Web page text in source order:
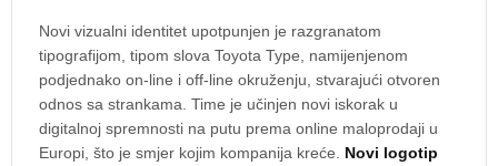
Novi vizualni identitet upotpunjen je razgranatom
tipografijom, tipom slova Toyota Type, namijenjenom
podjednako on-line i off-line okruženju, stvarajući otvoren
odnos sa strankama. Time je učinjen novi iskorak u
digitalnoj spremnosti na putu prema online maloprodaji u
Europi, što je smjer kojim kompanija kreće. Novi logotip